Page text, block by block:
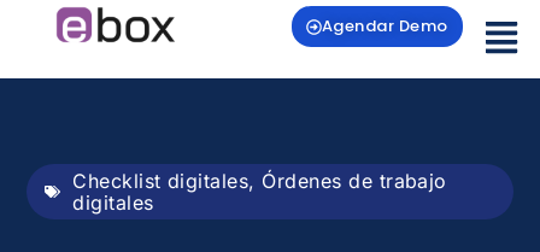
Agendar Demo
Checklist digitales, Órdenes de trabajo
digitales